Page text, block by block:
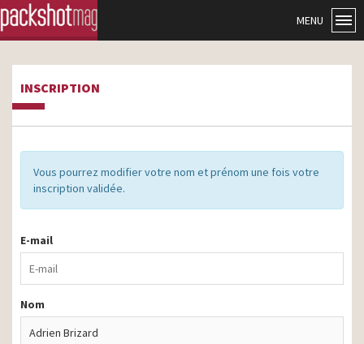
MENU
INSCRIPTION
Vous pourrez modifier votre nom et prénom une fois votre
inscription validée.
E-mail
Nom